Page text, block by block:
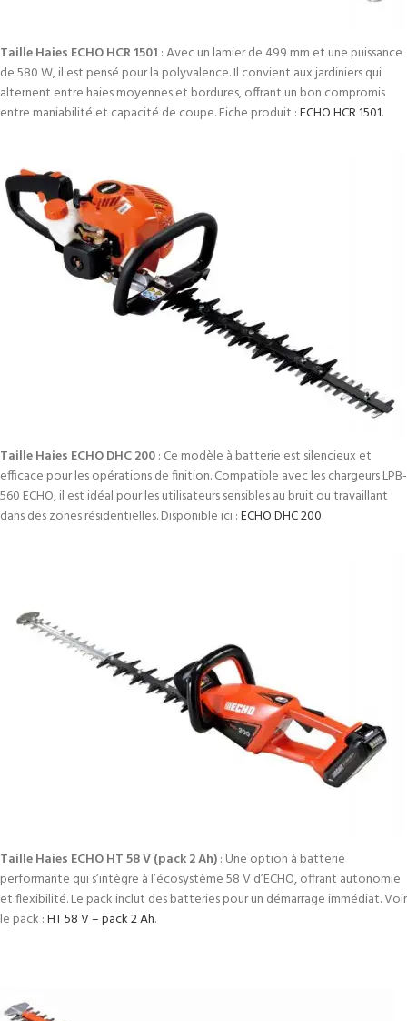
Taille Haies ECHO HCR 1501 : Avec un lamier de 499 mm et une puissance
de 580 W, il est pensé pour la polyvalence. Il convient aux jardiniers qui
alternent entre haies moyennes et bordures, offrant un bon compromis
entre maniabilité et capacité de coupe. Fiche produit :ECHO HCR 1501.
Taille Haies ECHO DHC 200: Ce modèle à batterie est silencieux et
efficace pour les opérations de finition. Compatible avec les chargeurs LPB-
560 ECHO, il est idéal pour les utilisateurs sensibles au bruit ou travaillant
dans des zones résidentielles. Disponible ici :ECHO DHC 200.
Taille Haies ECHO HT 58 V (pack 2 Ah): Une option à batterie
performante qui s’intègre à l’écosystème 58 V d’ECHO, offrant autonomie
et flexibilité. Le pack inclut des batteries pour un démarrage immédiat. Voir
le pack :HT 58 V – pack 2 Ah.